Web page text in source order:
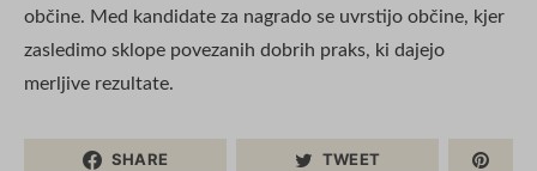
občine. Med kandidate za nagrado se uvrstijo občine, kjer
zasledimo sklope povezanih dobrih praks, ki dajejo
merljive rezultate.
SHARE TWEET